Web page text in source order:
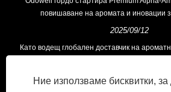
повишаване на аромата и иновации
2025/09/12
Като водещ глобален доставчик на
поддържа основна философия на
фокусирани върху качеството“,
превъзходни решения за аромати на
Ние използваме бисквитки, за